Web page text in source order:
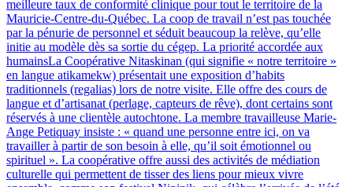
meilleure taux de conformité clinique pour tout le territoire de la
Mauricie-Centre-du-Québec. La coop de travail n’est pas touchée
par la pénurie de personnel et séduit beaucoup la relève, qu’elle
initie au modèle dès sa sortie du cégep. La priorité accordée aux
humainsLa Coopérative Nitaskinan (qui signifie « notre territoire »
en langue atikamekw) présentait une exposition d’habits
traditionnels (regalias) lors de notre visite. Elle offre des cours de
langue et d’artisanat (perlage, capteurs de rêve), dont certains sont
réservés à une clientèle autochtone. La membre travailleuse Marie-
Ange Petiquay insiste : « quand une personne entre ici, on va
travailler à partir de son besoin à elle, qu’il soit émotionnel ou
spirituel ». La coopérative offre aussi des activités de médiation
culturelle qui permettent de tisser des liens pour mieux vivre